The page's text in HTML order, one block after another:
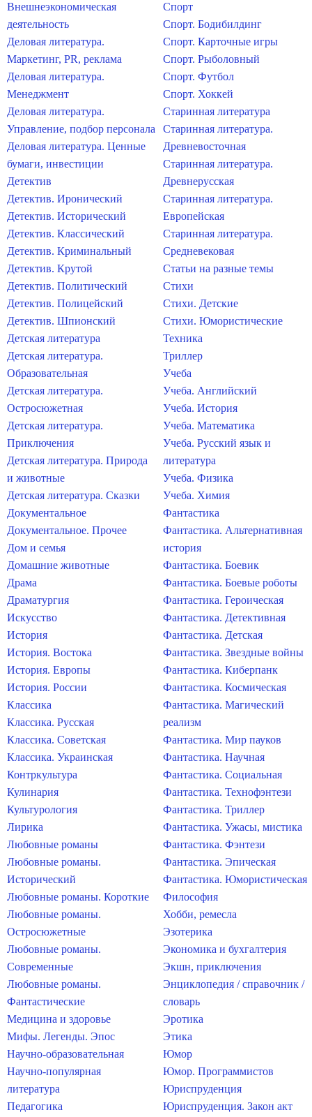
Внешнеэкономическая
деятельность
Деловая литература.
Маркетинг, PR, реклама
Деловая литература.
Менеджмент
Деловая литература.
Управление, подбор персонала
Деловая литература. Ценные
бумаги, инвестиции
Детектив
Детектив. Иронический
Детектив. Исторический
Детектив. Классический
Детектив. Криминальный
Детектив. Крутой
Детектив. Политический
Детектив. Полицейский
Детектив. Шпионский
Детская литература
Детская литература.
Образовательная
Детская литература.
Остросюжетная
Детская литература.
Приключения
Детская литература. Природа
и животные
Детская литература. Сказки
Документальное
Документальное. Прочее
Дом и семья
Домашние животные
Драма
Драматургия
Искусство
История
История. Востока
История. Европы
История. России
Классика
Классика. Русская
Классика. Советская
Классика. Украинская
Контркультура
Кулинария
Культурология
Лирика
Любовные романы
Любовные романы.
Исторический
Любовные романы. Короткие
Любовные романы.
Остросюжетные
Любовные романы.
Современные
Любовные романы.
Фантастические
Медицина и здоровье
Мифы. Легенды. Эпос
Научно-образовательная
Научно-популярная
литература
Педагогика
Спорт
Спорт. Бодибилдинг
Спорт. Карточные игры
Спорт. Рыболовный
Спорт. Футбол
Спорт. Хоккей
Старинная литература
Старинная литература.
Древневосточная
Старинная литература.
Древнерусская
Старинная литература.
Европейская
Старинная литература.
Средневековая
Статьи на разные темы
Стихи
Стихи. Детские
Стихи. Юмористические
Техника
Триллер
Учеба
Учеба. Английский
Учеба. История
Учеба. Математика
Учеба. Русский язык и
литература
Учеба. Физика
Учеба. Химия
Фантастика
Фантастика. Альтернативная
история
Фантастика. Боевик
Фантастика. Боевые роботы
Фантастика. Героическая
Фантастика. Детективная
Фантастика. Детская
Фантастика. Звездные войны
Фантастика. Киберпанк
Фантастика. Космическая
Фантастика. Магический
реализм
Фантастика. Мир пауков
Фантастика. Научная
Фантастика. Социальная
Фантастика. Технофэнтези
Фантастика. Триллер
Фантастика. Ужасы, мистика
Фантастика. Фэнтези
Фантастика. Эпическая
Фантастика. Юмористическая
Философия
Хобби, ремесла
Эзотерика
Экономика и бухгалтерия
Экшн, приключения
Энциклопедия / справочник /
словарь
Эротика
Этика
Юмор
Юмор. Программистов
Юриспруденция
Юриспруденция. Закон акт